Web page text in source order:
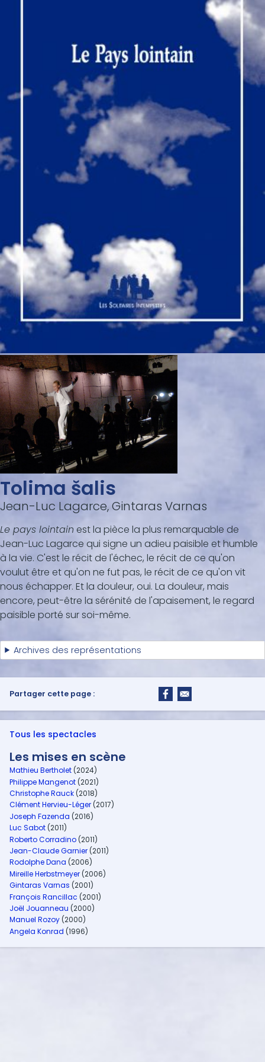
Tolima šalis
Jean-Luc Lagarce, Gintaras Varnas
Le pays lointain est la pièce la plus remarquable de
Jean-Luc Lagarce qui signe un adieu paisible et humble
à la vie. C'est le récit de l'échec, le récit de ce qu'on
voulut être et qu'on ne fut pas, le récit de ce qu'on vit
nous échapper. Et la douleur, oui. La douleur, mais
encore, peut-être la sérénité de l'apaisement, le regard
paisible porté sur soi-même.
Archives des représentations
Partager cette page :
Tous les spectacles
Les mises en scène
Mathieu Bertholet (2024)
Philippe Mangenot (2021)
Christophe Rauck (2018)
Clément Hervieu-Léger (2017)
Joseph Fazenda (2016)
Luc Sabot (2011)
Roberto Corradino (2011)
Jean-Claude Garnier (2011)
Rodolphe Dana (2006)
Mireille Herbstmeyer (2006)
Gintaras Varnas (2001)
François Rancillac (2001)
Joël Jouanneau (2000)
Manuel Rozoy (2000)
Angela Konrad (1996)